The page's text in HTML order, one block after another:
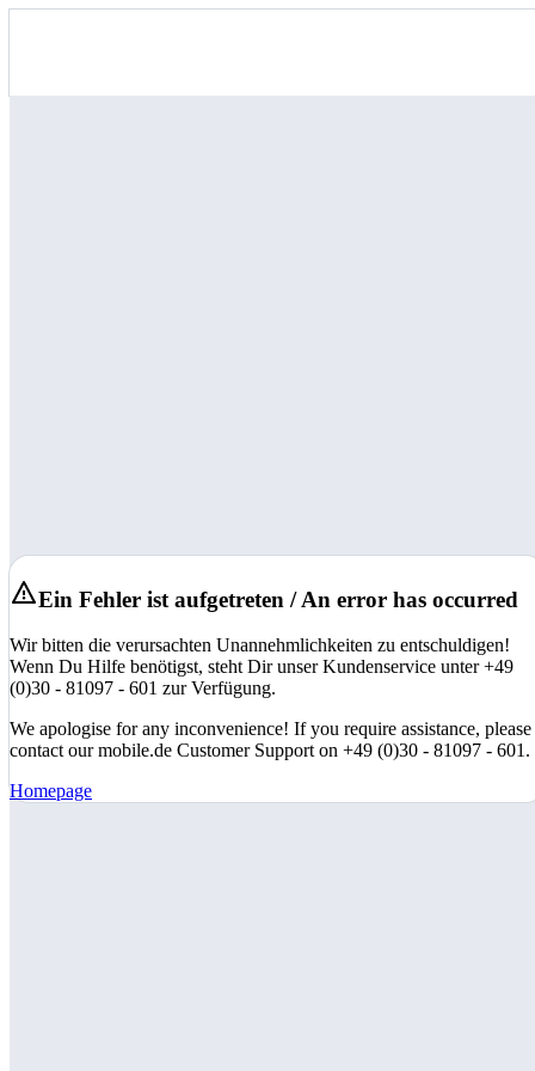
Ein Fehler ist aufgetreten / An error has occurred
Wir bitten die verursachten Unannehmlichkeiten zu entschuldigen!
Wenn Du Hilfe benötigst, steht Dir unser Kundenservice unter +49
(0)30 - 81097 - 601 zur Verfügung.
We apologise for any inconvenience! If you require assistance, please
contact our mobile.de Customer Support on +49 (0)30 - 81097 - 601.
Homepage